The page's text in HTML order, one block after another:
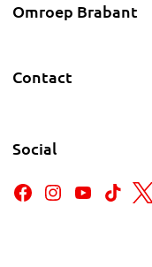
Omroep Brabant
Contact
Social